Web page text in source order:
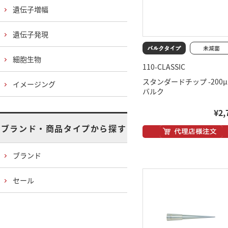
110-CLASSIC
スタンダードチップ -
バルク
遺伝子増幅
遺伝子発現
細胞生物
イメージング
ブランド・商品タイプから探す
ブランド
セール